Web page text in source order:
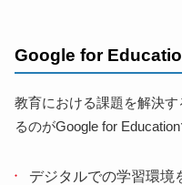
教員の対応
Google for
教育における課題を解決
るのがGoogle for Education
デジタルでの学習環境